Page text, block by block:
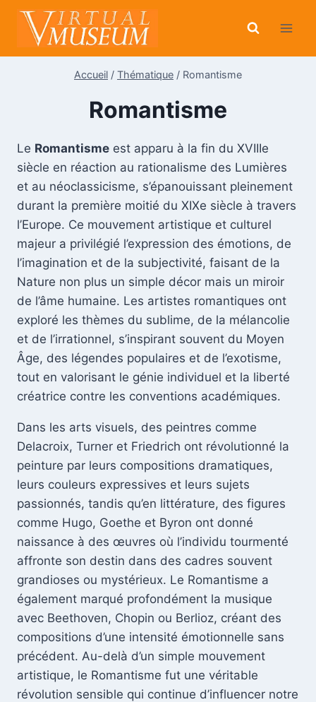
Aller
contenu
Accueil / Thématique / Romantisme
Romantisme
Le Romantisme est apparu à la fin du XVIIIe
siècle en réaction au rationalisme des Lumières
et au néoclassicisme, s’épanouissant pleinement
durant la première moitié du XIXe siècle à travers
l’Europe. Ce mouvement artistique et culturel
majeur a privilégié l’expression des émotions, de
l’imagination et de la subjectivité, faisant de la
Nature non plus un simple décor mais un miroir
de l’âme humaine. Les artistes romantiques ont
exploré les thèmes du sublime, de la mélancolie
et de l’irrationnel, s’inspirant souvent du Moyen
Âge, des légendes populaires et de l’exotisme,
tout en valorisant le génie individuel et la liberté
créatrice contre les conventions académiques.
Dans les arts visuels, des peintres comme
Delacroix, Turner et Friedrich ont révolutionné la
peinture par leurs compositions dramatiques,
leurs couleurs expressives et leurs sujets
passionnés, tandis qu’en littérature, des figures
comme Hugo, Goethe et Byron ont donné
naissance à des œuvres où l’individu tourmenté
affronte son destin dans des cadres souvent
grandioses ou mystérieux. Le Romantisme a
également marqué profondément la musique
avec Beethoven, Chopin ou Berlioz, créant des
compositions d’une intensité émotionnelle sans
précédent. Au-delà d’un simple mouvement
artistique, le Romantisme fut une véritable
révolution sensible qui continue d’influencer notre